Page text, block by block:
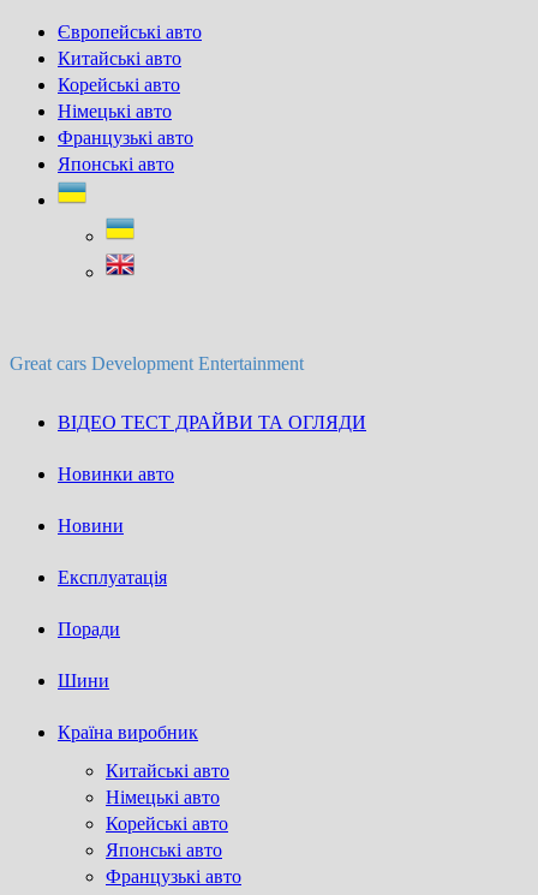
Skip
content
Європейські авто
Китайські авто
Корейські авто
Німецькі авто
Французькі авто
Японські авто
Great cars Development Entertainment
ВІДЕО ТЕСТ ДРАЙВИ ТА ОГЛЯДИ
Новинки авто
Новини
Експлуатація
Поради
Шини
Країна виробник
Китайські авто
Німецькі авто
Корейські авто
Японські авто
Французькі авто